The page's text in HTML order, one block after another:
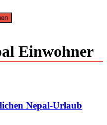
Einwohner
Nepal-Urlaub